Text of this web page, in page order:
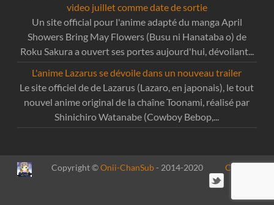
video juillet comme date de sortie
Un site official pour l'anime adapté du manga April
Showers Bring May Flowers (Busu ni Hanataba o) de
Roku Sakura a ouvert ses portes aujourd'hui, dévoilant...
L'anime Lazarus se dévoile dans un nouveau trailer
Le site officiel de de Lazarus (Lazaro, en japonais), le tout
nouvel anime original de la chaîne Toonami, réalisé par
Shinichiro Watanabe (Cowboy Bebop,...
Copyright ©Onii-ChanSub- 2014-2020 Contact